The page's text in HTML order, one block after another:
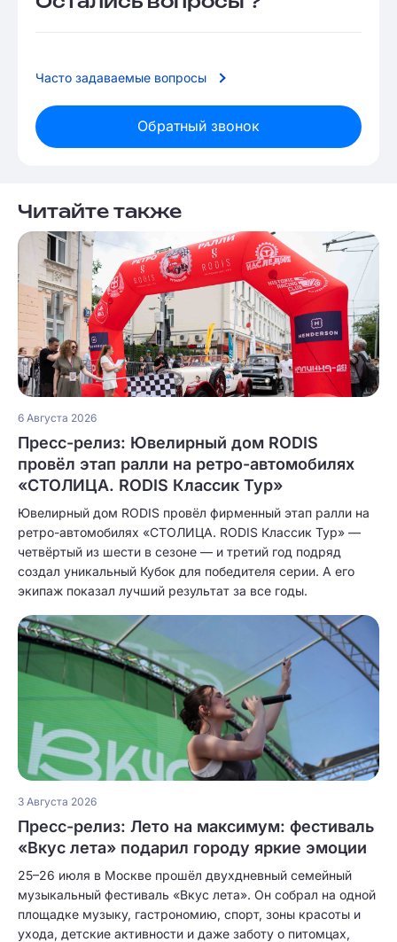
Часто задаваемые вопросы
Обратный звонок
Читайте также
6 Августа 2026
Пресс-релиз: Ювелирный дом RODIS
провёл этап ралли на ретро-автомобилях
«СТОЛИЦА. RODIS Классик Тур»
Ювелирный дом RODIS провёл фирменный этап ралли на
ретро-автомобилях «СТОЛИЦА. RODIS Классик Тур» —
четвёртый из шести в сезоне — и третий год подряд
создал уникальный Кубок для победителя серии. А его
экипаж показал лучший результат за все годы.
3 Августа 2026
Пресс-релиз: Лето на максимум: фестиваль
«Вкус лета» подарил городу яркие эмоции
25–26 июля в Москве прошёл двухдневный семейный
музыкальный фестиваль «Вкус лета». Он собрал на одной
площадке музыку, гастрономию, спорт, зоны красоты и
ухода, детские активности и даже заботу о питомцах,